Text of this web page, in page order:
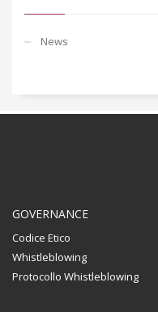
News
GOVERNANCE
Codice Etico
Whistleblowing
Protocollo Whistleblowing